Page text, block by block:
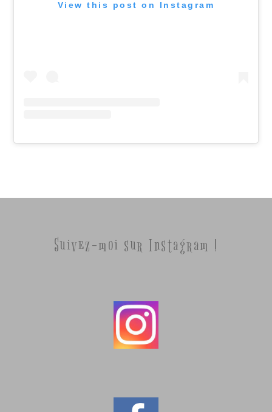
View this post on Instagram
Suivez-moi sur Instagram !